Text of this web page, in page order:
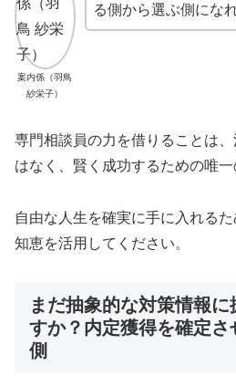
案内係（羽鳥
紗栄子）
る側から選ぶ側にな
専門相談員の力を借りることは
はなく、賢く成功するための唯一
自由な人生を確実に手に入れる
知恵を活用してください。
まだ抽象的な対策情報に
すか？内定獲得を確定
側